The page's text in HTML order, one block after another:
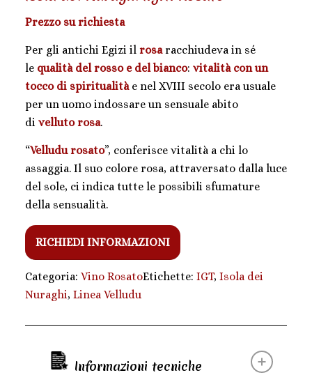
Prezzo su richiesta
Per gli antichi Egizi il rosaracchiudeva in sé
le qualità del rosso e del bianco: vitalità con un
tocco di spiritualità e nel XVIII secolo era usuale
per un uomo indossare un sensuale abito
di velluto rosa.
“Velludu rosato”, conferisce vitalità a chi lo
assaggia. Il suo colore rosa, attraversato dalla luce
del sole, ci indica tutte le possibili sfumature
della sensualità.
RICHIEDI INFORMAZIONI
Categoria: Vino RosatoEtichette: IGT, Isola dei
Nuraghi, Linea Velludu
Informazioni tecniche